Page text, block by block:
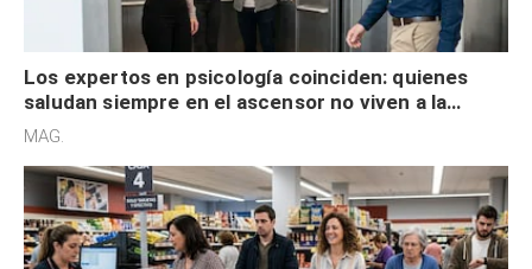
Los expertos en psicología coinciden: quienes
saludan siempre en el ascensor no viven a la
defensiva y tienen apertura social
MAG.